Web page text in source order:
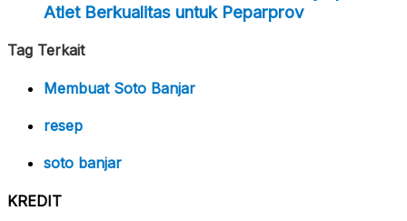
Atlet Berkualitas untuk Peparprov
Tag Terkait
Membuat Soto Banjar
resep
soto banjar
KREDIT